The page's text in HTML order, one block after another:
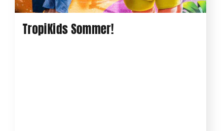
TropiKids Sommer!